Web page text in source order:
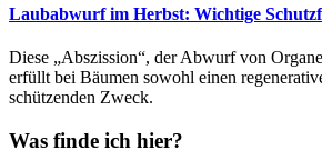
Laubabwurf im Herbst: Wichtige
Diese „Abszission“, der Abwurf von
erfüllt bei Bäumen sowohl einen
schützenden Zweck.
Was finde ich hier?